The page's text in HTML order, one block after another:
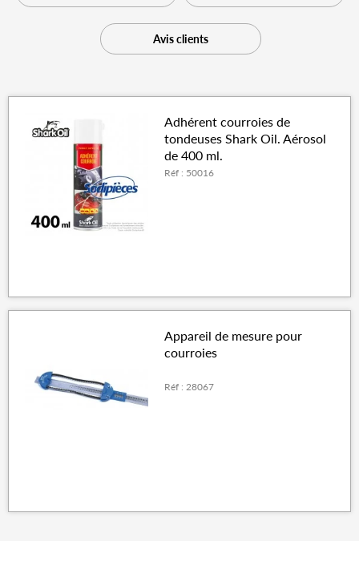
Avis clients
Adhérent courroies de
tondeuses Shark Oil. Aérosol
de 400 ml.
Réf : 50016
Appareil de mesure pour
courroies
Réf : 28067